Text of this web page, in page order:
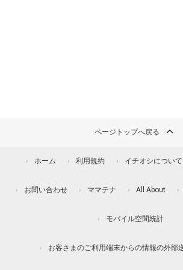
ページトップへ戻る
ホーム 利用規約 イチオシについて
お問い合わせ ママテナ All About
モバイル空間統計
お客さまのご利用端末からの情報の外部